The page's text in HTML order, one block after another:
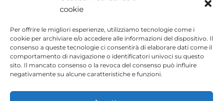
cookie
Per offrire le migliori esperienze, utilizziamo tecnologie come i
cookie per archiviare e/o accedere alle informazioni del dispositivo. Il
consenso a queste tecnologie ci consentirà di elaborare dati come il
comportamento di navigazione o identificatori univoci su questo
sito. Il mancato consenso o la revoca del consenso può influire
negativamente su alcune caratteristiche e funzioni.
beneficiaria del Fondo europeo di sviluppo regionale, il cui obiettivo è
migliorare l’utilizzo e la qualità delle tecnologie dell’informazione e
della comunicazione e la loro accessibilità, e grazie al quale ha potuto
implementare le seguenti misure: presenza online tramite la propria
pagina web. Tale misura è stata attuata nel corso del 2020. A questo
scopo, la società è stata supportata dal programma TIC Cámaras,